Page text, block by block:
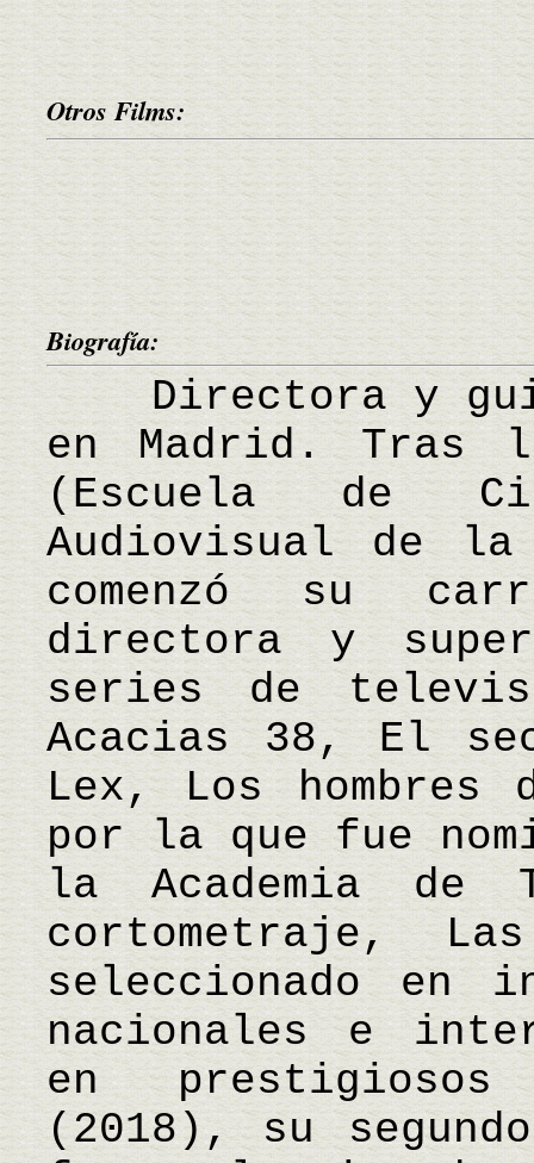
Otros Films:
Biografía:
Directora y
en Madrid. Tras
(Escuela de
Audiovisual de la
comenzó su
directora y
series de
Acacias 38, El
Lex, Los hombres
por la que fue
la Academia de
cortometraje,
seleccionado en
nacionales e
en
(2018), su